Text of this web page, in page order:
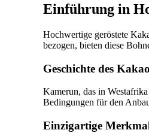
Einführung in
Hochwertige geröstete
bezogen, bieten diese
Geschichte des
Kamerun, das in
Bedingungen für den
Einzigartige